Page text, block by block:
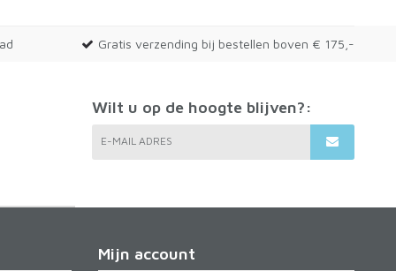
Gratis verzending bij bestellen boven € 175,-
Wilt u op de hoogte blijven?:
E-MAIL ADRES
Mijn account